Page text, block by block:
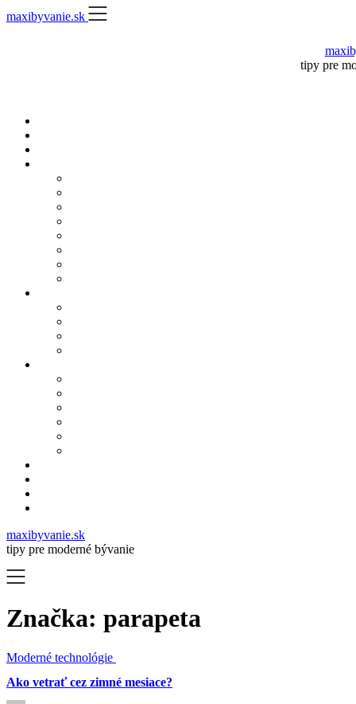
Skip
to
maxibyvanie.sk
tipy pre
maxibyvanie.sk
tipy pre moderné bývanie
Značka: parapeta
Moderné technológie
Ako vetrať cez zimné mesiace?